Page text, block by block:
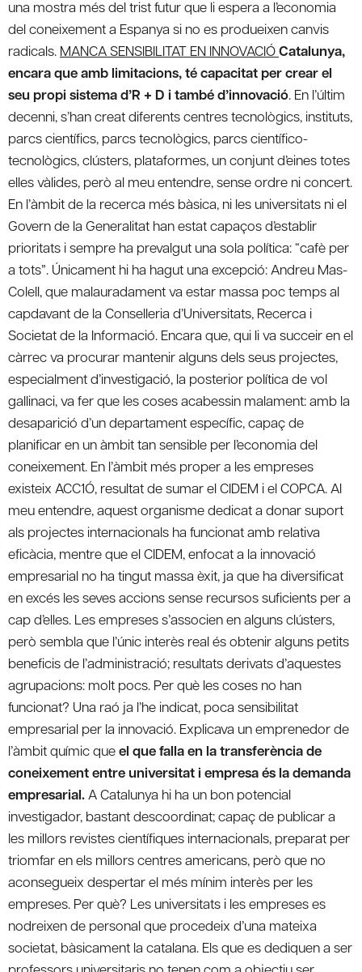
una mostra més del trist futur que li espera a l’economia
del coneixement a Espanya si no es produeixen canvis
radicals. MANCA SENSIBILITAT EN INNOVACIÓCatalunya,
encara que amb limitacions, té capacitat per crear el
seu propi sistema d’R + D i també d’innovació. En l’últim
decenni, s’han creat diferents centres tecnològics, instituts,
parcs científics, parcs tecnològics, parcs científico-
tecnològics, clústers, plataformes, un conjunt d’eines totes
elles vàlides, però al meu entendre, sense ordre ni concert.
En l’àmbit de la recerca més bàsica, ni les universitats ni el
Govern de la Generalitat han estat capaços d’establir
prioritats i sempre ha prevalgut una sola política: “cafè per
a tots”. Únicament hi ha hagut una excepció: Andreu Mas-
Colell, que malauradament va estar massa poc temps al
capdavant de la Conselleria d’Universitats, Recerca i
Societat de la Informació. Encara que, qui li va succeir en el
càrrec va procurar mantenir alguns dels seus projectes,
especialment d’investigació, la posterior política de vol
gallinaci, va fer que les coses acabessin malament: amb la
desaparició d’un departament específic, capaç de
planificar en un àmbit tan sensible per l’economia del
coneixement. En l’àmbit més proper a les empreses
existeix ACC1Ó, resultat de sumar el CIDEM i el COPCA. Al
meu entendre, aquest organisme dedicat a donar suport
als projectes internacionals ha funcionat amb relativa
eficàcia, mentre que el CIDEM, enfocat a la innovació
empresarial no ha tingut massa èxit, ja que ha diversificat
en excés les seves accions sense recursos suficients per a
cap d’elles. Les empreses s’associen en alguns clústers,
però sembla que l’únic interès real és obtenir alguns petits
beneficis de l’administració; resultats derivats d’aquestes
agrupacions: molt pocs. Per què les coses no han
funcionat? Una raó ja l’he indicat, poca sensibilitat
empresarial per la innovació. Explicava un emprenedor de
l’àmbit químic queel que falla en la transferència de
coneixement entre universitat i empresa és la demanda
empresarial. A Catalunya hi ha un bon potencial
investigador, bastant descoordinat; capaç de publicar a
les millors revistes científiques internacionals, preparat per
triomfar en els millors centres americans, però que no
aconsegueix despertar el més mínim interès per les
empreses. Per què? Les universitats i les empreses es
nodreixen de personal que procedeix d’una mateixa
societat, bàsicament la catalana. Els que es dediquen a ser